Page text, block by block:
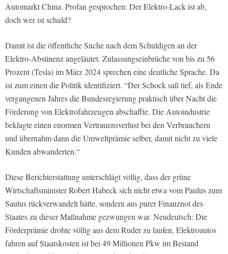
Automarkt China. Profan gesprochen: Der Elektro-Lack ist ab,
doch wer ist schuld?
Damit ist die öffentliche Suche nach dem Schuldigen an der
Elektro-Abstinenz angeläutet. Zulassungseinbrüche von bis zu 56
Prozent (Tesla) im März 2024 sprechen eine deutliche Sprache. Da
ist zum einen die Politik identifiziert. “Der Schock saß tief, als Ende
vergangenen Jahres die Bundesregierung praktisch über Nacht die
Förderung von Elektrofahrzeugen abschaffte. Die Autoindustrie
beklagte einen enormen Vertrauensverlust bei den Verbrauchern
und übernahm dann die Umweltprämie selber, damit nicht zu viele
Kunden abwanderten.“
Diese Berichterstattung unterschlägt völlig, dass der grüne
Wirtschaftsminister Robert Habeck sich nicht etwa vom Paulus zum
Saulus rückverwandelt hätte, sondern aus purer Finanznot des
Staates zu dieser Maßnahme gezwungen war. Neudeutsch: Die
Förderprämie drohte völlig aus dem Ruder zu laufen, Elektroautos
fahren auf Staatskosten ist bei 49 Millionen Pkw im Bestand